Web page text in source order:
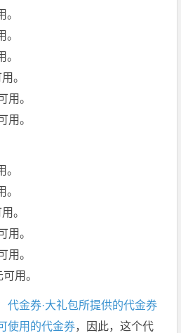
。
用。
用。
。
用。
用。
用。
代金券·大礼包所提供的代金券
使用的代金券，因此，这个代